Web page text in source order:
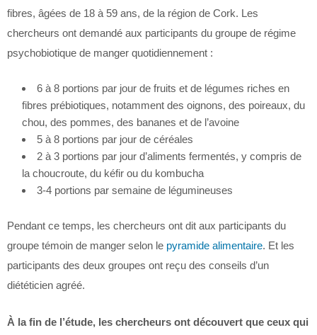
fibres, âgées de 18 à 59 ans, de la région de Cork. Les
chercheurs ont demandé aux participants du groupe de régime
psychobiotique de manger quotidiennement :
6 à 8 portions par jour de fruits et de légumes riches en
fibres prébiotiques, notamment des oignons, des poireaux, du
chou, des pommes, des bananes et de l’avoine
5 à 8 portions par jour de céréales
2 à 3 portions par jour d’aliments fermentés, y compris de
la choucroute, du kéfir ou du kombucha
3-4 portions par semaine de légumineuses
Pendant ce temps, les chercheurs ont dit aux participants du
groupe témoin de manger selon le pyramide alimentaire. Et les
participants des deux groupes ont reçu des conseils d’un
diététicien agréé.
À la fin de l’étude, les chercheurs ont découvert que ceux qui